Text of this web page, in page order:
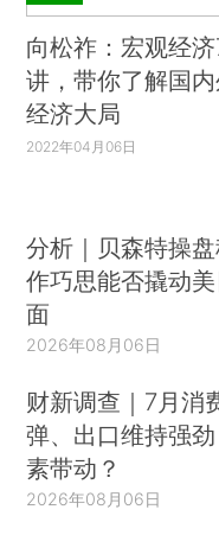
向松祚：宏观经
讲，带你了解国
经济大局
2022年04月06日
分析｜贝森特操
作巧思能否撬动
面
2026年08月06日
财新调查｜7月消
弹、出口维持强
素带动？
2026年08月06日